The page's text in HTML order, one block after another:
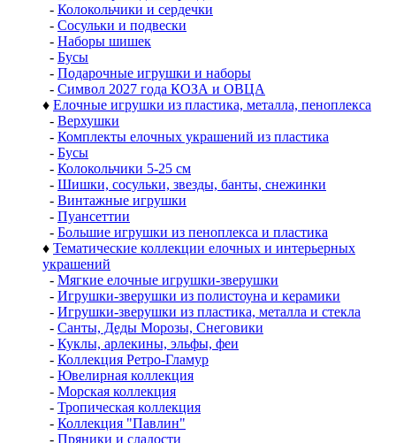
- Колокольчики и сердечки
- Сосульки и подвески
- Наборы шишек
- Бусы
- Подарочные игрушки и наборы
- Символ 2027 года КОЗА и ОВЦА
♦ Елочные игрушки из пластика, металла, пеноплекса
- Верхушки
- Комплекты елочных украшений из пластика
- Бусы
- Колокольчики 5-25 см
- Шишки, сосульки, звезды, банты, снежинки
- Винтажные игрушки
- Пуансеттии
- Большие игрушки из пеноплекса и пластика
♦ Тематические коллекции елочных и интерьерных
украшений
- Мягкие елочные игрушки-зверушки
- Игрушки-зверушки из полистоуна и керамики
- Игрушки-зверушки из пластика, металла и стекла
- Санты, Деды Морозы, Снеговики
- Куклы, арлекины, эльфы, феи
- Коллекция Ретро-Гламур
- Ювелирная коллекция
- Морская коллекция
- Тропическая коллекция
- Коллекция "Павлин"
- Пряники и сладости